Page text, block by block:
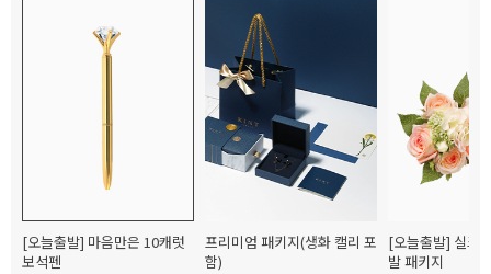
[오늘출발] 마음만은 10캐럿
보석펜
프리미엄 패키지(생화 캘리 포
함)
[오늘출발] 실크
발 패키지